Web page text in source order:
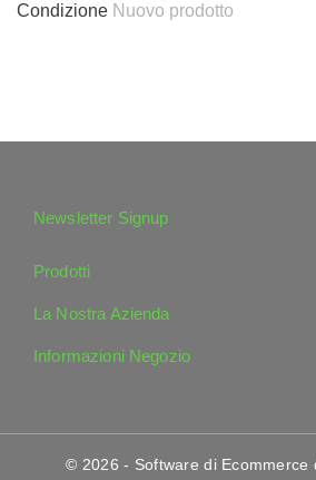
Condizione Nuovo prodotto
Newsletter Signup
Prodotti
La Nostra Azienda
Informazioni Negozio
© 2026 - Software di